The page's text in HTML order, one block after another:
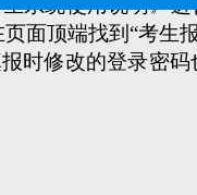
系统使用说明》
面顶端找到“考生
时修改的登录密